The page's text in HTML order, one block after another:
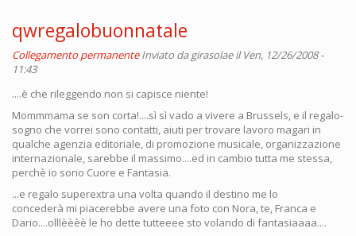
qwregalobuonnatale
Collegamento permanente Inviato dagirasolaeil Ven, 12/26/2008 -
11:43
....è che rileggendo non si capisce niente!
Mommmama se son corta!....sì sì vado a vivere a Brussels, e il regalo-
sogno che vorrei sono contatti, aiuti per trovare lavoro magari in
qualche agenzia editoriale, di promozione musicale, organizzazione
internazionale, sarebbe il massimo....ed in cambio tutta me stessa,
perchè io sono Cuore e Fantasia.
...e regalo superextra una volta quando il destino me lo
concederà mi piacerebbe avere una foto con Nora, te, Franca e
Dario....olllèèèè le ho dette tutteeee sto volando di fantasiaaaa....